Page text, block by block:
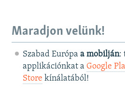
Maradjon velünk!
Szabad Európa a mobilján:
applikációnkat a Google
Store kínálatából!